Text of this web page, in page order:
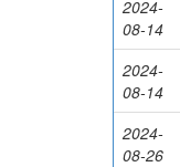
2024-
08-14
2024-
08-14
2024-
08-26